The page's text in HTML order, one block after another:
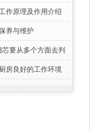
作原理及作用介绍
养与维护
要从多个方面去判
房良好的工作环境